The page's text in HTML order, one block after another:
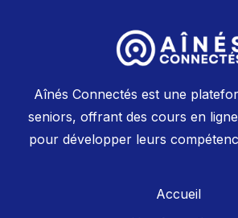
Aînés Connectés est une
seniors, offrant des cours en
pour développer leurs
Accueil